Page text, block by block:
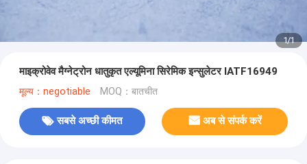
1/1
माइक्रोवेव मैग्नेट्रोन धातुकृत एल्यूमिना सिरेमिक इन्सुलेटर IATF16949
मूल्य：negotiable MOQ：बातचीत
सबसे अच्छी कीमत अब से संपर्क करें